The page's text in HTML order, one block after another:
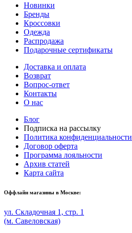
Новинки
Бренды
Кроссовки
Одежда
Распродажа
Подарочные сертификаты
Доставка и оплата
Возврат
Вопрос-ответ
Контакты
О нас
Блог
Подписка на рассылку
Политика конфиденциальности
Договор оферта
Программа лояльности
Архив статей
Карта сайта
Оффлайн магазины в Москве:
ул. Складочная 1, стр. 1
(м. Савеловская)